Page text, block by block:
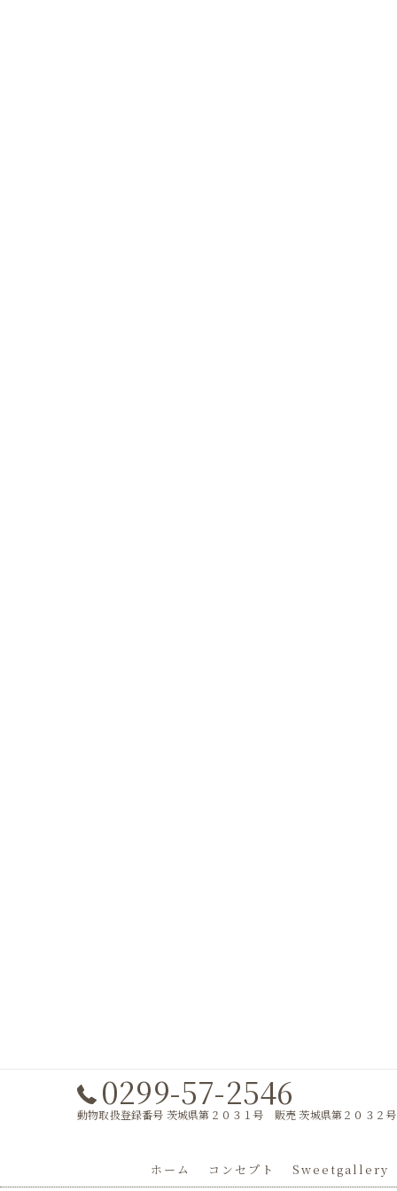
0299-57-2546
動物取扱登録番号 茨城県第２０３１号 販売 茨城県第２０３
ホーム コンセプト Sweetgallery